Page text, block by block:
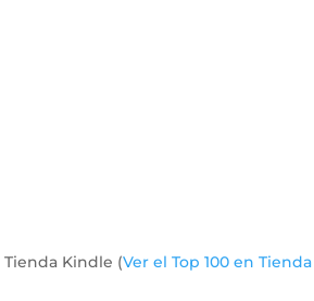
Tienda Kindle (Ver el Top 100 en Tienda